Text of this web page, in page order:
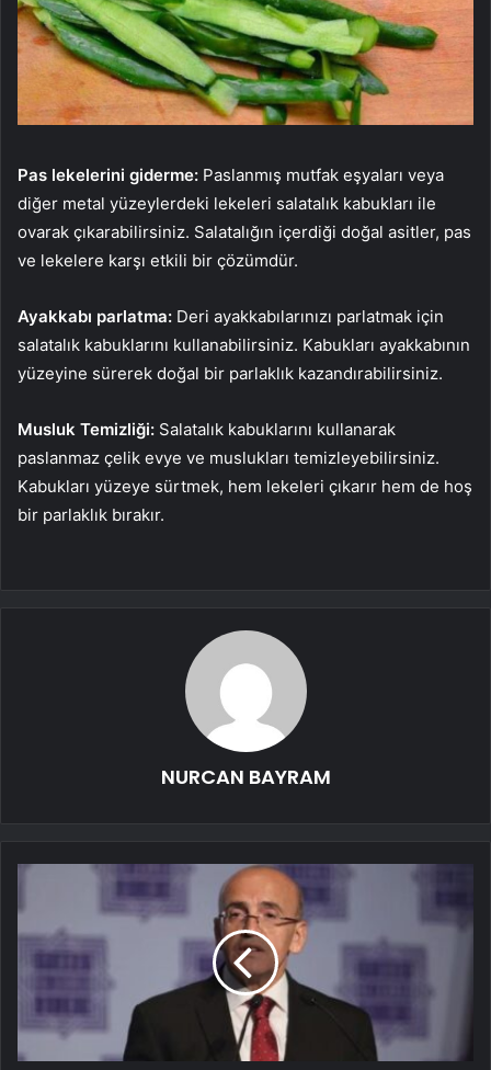
Pas lekelerini giderme: Paslanmış mutfak eşyaları veya
diğer metal yüzeylerdeki lekeleri salatalık kabukları ile
ovarak çıkarabilirsiniz. Salatalığın içerdiği doğal asitler, pas
ve lekelere karşı etkili bir çözümdür.
Ayakkabı parlatma: Deri ayakkabılarınızı parlatmak için
salatalık kabuklarını kullanabilirsiniz. Kabukları ayakkabının
yüzeyine sürerek doğal bir parlaklık kazandırabilirsiniz.
Musluk Temizliği: Salatalık kabuklarını kullanarak
paslanmaz çelik evye ve muslukları temizleyebilirsiniz.
Kabukları yüzeye sürtmek, hem lekeleri çıkarır hem de hoş
bir parlaklık bırakır.
NURCAN BAYRAM